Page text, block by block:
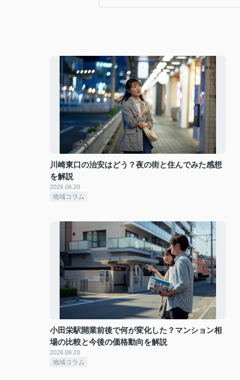
川崎東口の治安はどう？夜の街と住んでみた感想
を解説
2026.06.20
地域コラム
小田栄駅開業前後で何が変化した？マンション相
場の比較と今後の価格動向を解説
2026.06.20
地域コラム